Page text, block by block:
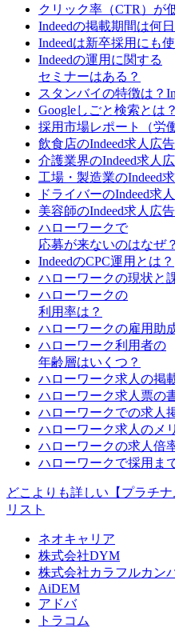
クリック率（CTR）が
Indeedの掲載期間は何
Indeedは新卒採用にも
Indeedの運用に関する
セミナーはある？
スタンバイの特徴は？
Googleしごと検索とは
採用市場レポート（労
飲食店のIndeed求人広
介護業界のIndeed求人
工場・製造業のIndeed
ドライバーのIndeed求
美容師のIndeed求人広
ハローワークで
応募が来ないのはなぜ？
IndeedのCPC運用とは？
ハローワークの現状と
ハローワークの
利用率は？
ハローワークの雇用助
ハローワーク利用者の
年齢層はいくつ？
ハローワーク求人の掲
ハローワーク求人票の
ハローワークでの求人
ハローワーク求人のメ
ハローワークの求人倍
ハローワークで採用ま
どこよりも詳しい【プラチ
リスト
ネオキャリア
株式会社DYM
株式会社カラフルカン
AiDEM
アドバ
トラコム